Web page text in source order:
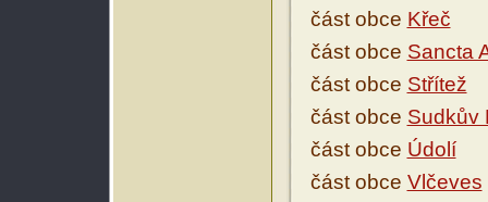
část obce Křeč
část obce Sancta
část obce Střítež
část obce Sudkův
část obce Údolí
část obce Vlčeves